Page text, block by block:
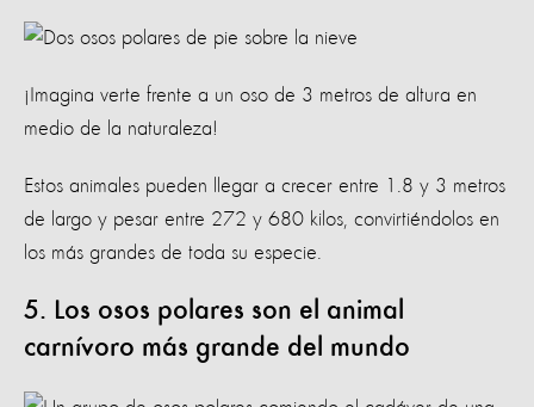
¡Imagina verte frente a un oso de 3 metros de altura en
medio de la naturaleza!
Estos animales pueden llegar a crecer entre 1.8 y 3 metros
de largo y pesar entre 272 y 680 kilos, convirtiéndolos en
los más grandes de toda su especie.
5. Los osos polares son el animal
carnívoro más grande del mundo